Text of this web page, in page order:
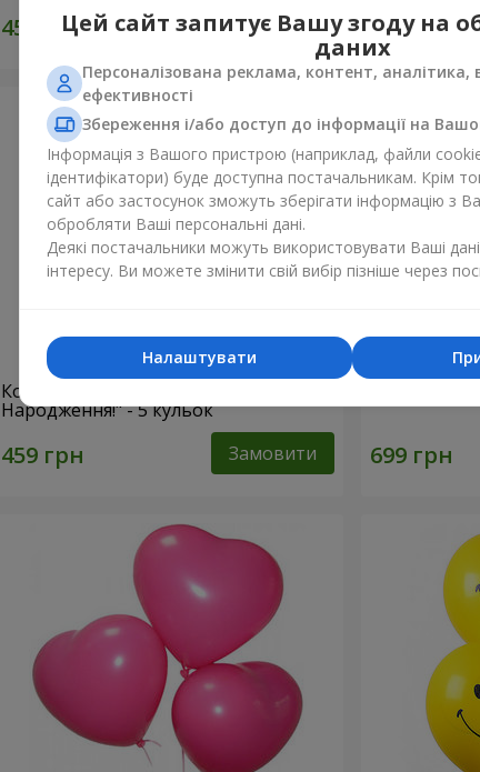
Замовити
Колекція кульок "З Днем
Народження!" - 5 кульок
Замовити
Цей сайт запитує Вашу згоду на
даних
Персоналізована реклама, контент, аналітика,
ефективності
Збереження і/або доступ до інформації на
Інформація з Вашого пристрою (наприклад, файли cookie
ідентифікатори) буде доступна постачальникам. Крім
сайт або застосунок зможуть зберігати інформацію з
обробляти Ваші персональні дані.
Деякі постачальники можуть використовувати Ваші дані
інтересу. Ви можете змінити свій вибір пізніше через
Налаштувати